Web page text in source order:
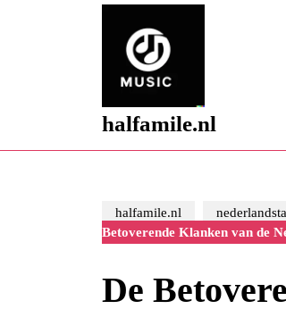
halfamile.nl
halfamile.nl
Betoverende Klanken van de
De